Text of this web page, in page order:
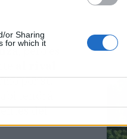
or Sharing
for which it
por su
tendrá
del